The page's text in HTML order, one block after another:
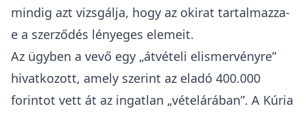
mindig azt vizsgálja, hogy az okirat tartalmazza-
e a szerződés lényeges elemeit.
Az ügyben a vevő egy „átvételi elismervényre”
hivatkozott, amely szerint az eladó 400.000
forintot vett át az ingatlan „vételárában”. A Kúria